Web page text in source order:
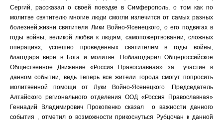
Сергий, рассказал о своей поездке в Симферополь, о том как по
молитве святителю многие люди смогли излечится от самых разных
болезней,жизни святителя Лики Войно-Ясенецкого, о его подвигах в
годы войны, великой любви к людям, самопожертвовании, сложных
операциях, успешно проведённых святителем в годы войны,
благодаря вере в Бога и молитве. Поблагодарил Общероссийское
Общественное Движение «Россия Православная» за участие в
данном событии, ведь теперь все жители города смогут попросить
молитвенной помощи от Луки Войно-Ясенецкого .Председатель
Алтайского регионального отделения ООД «Россия Православная»
Геннадий Владимирович Прокопенко сказал о важности данного
события , отметил о возможности прикоснуться Рубцочан к данной